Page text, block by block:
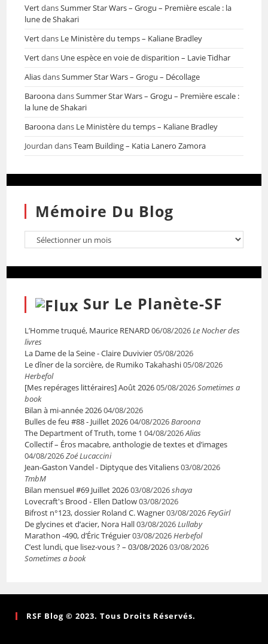
VertdansSummer Star Wars – Grogu – Première escale : la
lune de Shakari
Vertdans Le Ministère du temps – Kaliane Bradley
Vertdans Une espèce en voie de disparition – Lavie Tidhar
AliasdansSummer Star Wars – Grogu – Décollage
BaroonadansSummer Star Wars – Grogu – Première escale :
la lune de Shakari
Baroonadans Le Ministère du temps – Kaliane Bradley
Jourdan dansTeam Building – Katia Lanero Zamora
Mémoire Du Blog
Sur Le Planète-SF
L’Homme truqué, Maurice RENARD06/08/2026Le Nocher des
livres
La Dame de la Seine - Claire Duvivier05/08/2026
Le dîner de la sorcière, de Rumiko Takahashi05/08/2026
Herbefol
[Mes repérages littéraires] Août 202605/08/2026Sometimes a
book
Bilan à mi-année 202604/08/2026
Bulles de feu #88 - Juillet 202604/08/2026Baroona
The Department of Truth, tome 1 04/08/2026Alias
Collectif – Éros macabre, anthologie de textes et d’images
04/08/2026Zoé Lucaccini
Jean-Gaston Vandel - Diptyque des Vitaliens03/08/2026
TmbM
Bilan mensuel #69 Juillet 202603/08/2026shaya
Lovecraft's Brood - Ellen Datlow03/08/2026
Bifrost n°123, dossier Roland C. Wagner03/08/2026FeyGirl
De glycines et d’acier, Nora Hall03/08/2026Lullaby
Marathon -490, d’Éric Tréguier03/08/2026Herbefol
C’est lundi, que lisez-vous ? – 03/08/202603/08/2026
Sometimes a book
RSF Blog © 2023. Tous Droits Réservés.